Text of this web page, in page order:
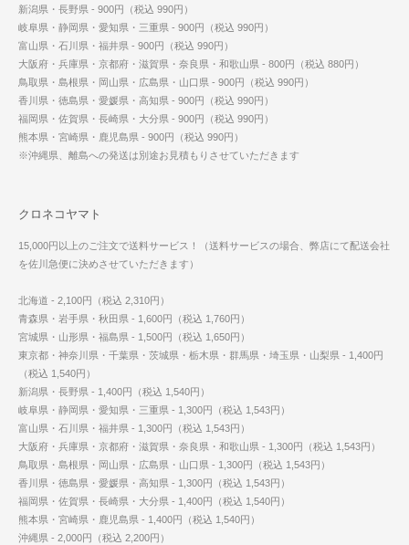
新潟県・長野県 - 900円（税込 990円）
岐阜県・静岡県・愛知県・三重県 - 900円（税込 990円）
富山県・石川県・福井県 - 900円（税込 990円）
大阪府・兵庫県・京都府・滋賀県・奈良県・和歌山県 - 800円（税込 880円）
鳥取県・島根県・岡山県・広島県・山口県 - 900円（税込 990円）
香川県・徳島県・愛媛県・高知県 - 900円（税込 990円）
福岡県・佐賀県・長崎県・大分県 - 900円（税込 990円）
熊本県・宮崎県・鹿児島県 - 900円（税込 990円）
※沖縄県、離島への発送は別途お見積もりさせていただきます
クロネコヤマト
15,000円以上のご注文で送料サービス！（送料サービスの場合、弊店にて配送会社
を佐川急便に決めさせていただきます）
北海道 - 2,100円（税込 2,310円）
青森県・岩手県・秋田県 - 1,600円（税込 1,760円）
宮城県・山形県・福島県 - 1,500円（税込 1,650円）
東京都・神奈川県・千葉県・茨城県・栃木県・群馬県・埼玉県・山梨県 - 1,400円
（税込 1,540円）
新潟県・長野県 - 1,400円（税込 1,540円）
岐阜県・静岡県・愛知県・三重県 - 1,300円（税込 1,543円）
富山県・石川県・福井県 - 1,300円（税込 1,543円）
大阪府・兵庫県・京都府・滋賀県・奈良県・和歌山県 - 1,300円（税込 1,543円）
鳥取県・島根県・岡山県・広島県・山口県 - 1,300円（税込 1,543円）
香川県・徳島県・愛媛県・高知県 - 1,300円（税込 1,543円）
福岡県・佐賀県・長崎県・大分県 - 1,400円（税込 1,540円）
熊本県・宮崎県・鹿児島県 - 1,400円（税込 1,540円）
沖縄県 - 2,000円（税込 2,200円）